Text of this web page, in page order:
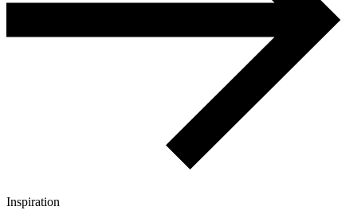
Inspiration